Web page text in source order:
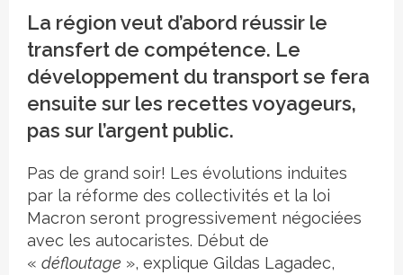
La région veut d’abord réussir le
transfert de compétence. Le
développement du transport se fera
ensuite sur les recettes voyageurs,
pas sur l’argent public.
Pas de grand soir! Les évolutions induites
par la réforme des collectivités et la loi
Macron seront progressivement négociées
avec les autocaristes. Début de
« défloutage », explique Gildas Lagadec,